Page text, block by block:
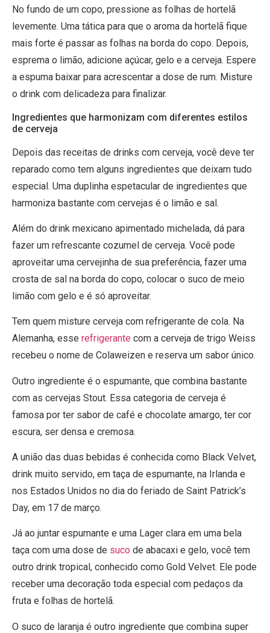
No fundo de um copo, pressione as folhas de hortelã
levemente. Uma tática para que o aroma da hortelã fique
mais forte é passar as folhas na borda do copo. Depois,
esprema o limão, adicione açúcar, gelo e a cerveja. Espere
a espuma baixar para acrescentar a dose de rum. Misture
o drink com delicadeza para finalizar.
Ingredientes que harmonizam com diferentes estilos
de cerveja
Depois das receitas de drinks com cerveja, você deve ter
reparado como tem alguns ingredientes que deixam tudo
especial. Uma duplinha espetacular de ingredientes que
harmoniza bastante com cervejas é o limão e sal.
Além do drink mexicano apimentado michelada, dá para
fazer um refrescante cozumel de cerveja. Você pode
aproveitar uma cervejinha de sua preferência, fazer uma
crosta de sal na borda do copo, colocar o suco de meio
limão com gelo e é só aproveitar.
Tem quem misture cerveja com refrigerante de cola. Na
Alemanha, esse refrigerante com a cerveja de trigo Weiss
recebeu o nome de Colaweizen e reserva um sabor único.
Outro ingrediente é o espumante, que combina bastante
com as cervejas Stout. Essa categoria de cerveja é
famosa por ter sabor de café e chocolate amargo, ter cor
escura, ser densa e cremosa.
A união das duas bebidas é conhecida como Black Velvet,
drink muito servido, em taça de espumante, na Irlanda e
nos Estados Unidos no dia do feriado de Saint Patrick’s
Day, em 17 de março.
Já ao juntar espumante e uma Lager clara em uma bela
taça com uma dose de suco de abacaxi e gelo, você tem
outro drink tropical, conhecido como Gold Velvet. Ele pode
receber uma decoração toda especial com pedaços da
fruta e folhas de hortelã.
O suco de laranja é outro ingrediente que combina super